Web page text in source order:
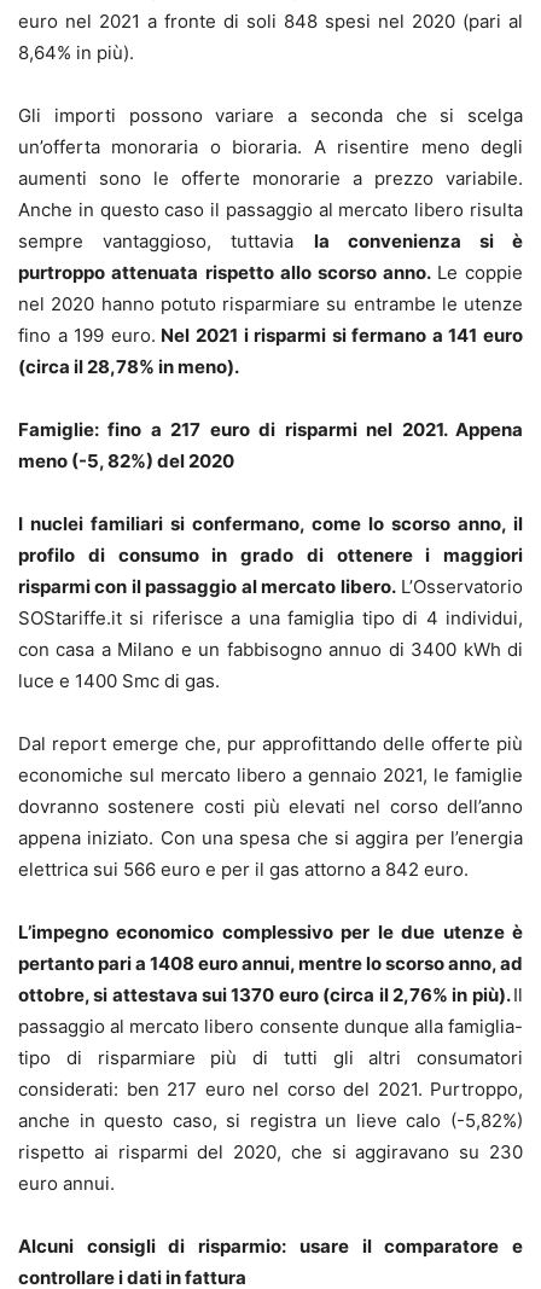
euro nel 2021 a fronte di soli 848 spesi nel 2020 (pari al
8,64% in più).
Gli importi possono variare a seconda che si scelga
un’offerta monoraria o bioraria. A risentire meno degli
aumenti sono le offerte monorarie a prezzo variabile.
Anche in questo caso il passaggio al mercato libero risulta
sempre vantaggioso, tuttavia la convenienza si è
purtroppo attenuata rispetto allo scorso anno. Le coppie
nel 2020 hanno potuto risparmiare su entrambe le utenze
fino a 199 euro. Nel 2021 i risparmi si fermano a 141 euro
(circa il 28,78% in meno).
Famiglie: fino a 217 euro di risparmi nel 2021. Appena
meno (-5, 82%) del 2020
I nuclei familiari si confermano, come lo scorso anno, il
profilo di consumo in grado di ottenere i maggiori
risparmi con il passaggio al mercato libero.L’Osservatorio
SOStariffe.it si riferisce a una famiglia tipo di 4 individui,
con casa a Milano e un fabbisogno annuo di 3400 kWh di
luce e 1400 Smc di gas.
Dal report emerge che, pur approfittando delle offerte più
economiche sul mercato libero a gennaio 2021, le famiglie
dovranno sostenere costi più elevati nel corso dell’anno
appena iniziato. Con una spesa che si aggira per l’energia
elettrica sui 566 euro e per il gas attorno a 842 euro.
L’impegno economico complessivo per le due utenze è
pertanto pari a 1408 euro annui, mentre lo scorso anno, ad
ottobre, si attestava sui 1370 euro (circa il 2,76% in più).Il
passaggio al mercato libero consente dunque alla famiglia-
tipo di risparmiare più di tutti gli altri consumatori
considerati: ben 217 euro nel corso del 2021. Purtroppo,
anche in questo caso, si registra un lieve calo (-5,82%)
rispetto ai risparmi del 2020, che si aggiravano su 230
euro annui.
Alcuni consigli di risparmio: usare il comparatore e
controllare i dati in fattura